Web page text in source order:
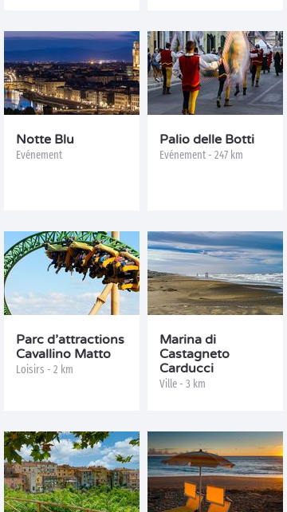
Notte Blu
Evénement
Palio delle Botti
Evénement - 247 km
Parc d’attractions
Cavallino Matto
Loisirs - 2 km
Marina di
Castagneto
Carducci
Ville - 3 km